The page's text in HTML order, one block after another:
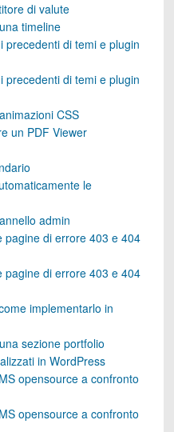
di valute
timeline
precedenti di temi e plugin
precedenti di temi e plugin
CSS
un PDF Viewer
le
admin
pagine di errore 403 e 404
pagine di errore 403 e 404
implementarlo in
sezione portfolio
in WordPress
opensource a confronto
opensource a confronto